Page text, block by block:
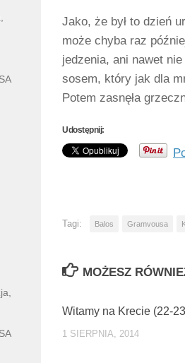
Jako, że był to dzień
może chyba raz
jedzenia, ani nawet
sosem, który jak dla
Potem zasnęła
Udostępnij:
Tagi: Balos Gramvousa
MOŻESZ
Witamy na Krecie (22-
1 SIERPNIA, 2014